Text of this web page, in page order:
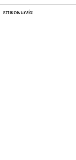
επικοινωνία